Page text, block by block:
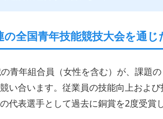
の全国青年技能競技大会を通
青年組合員（女性を含む）が、課題
い合います。従業員の技能向上およ
の代表選手として過去に銅賞を2度受賞